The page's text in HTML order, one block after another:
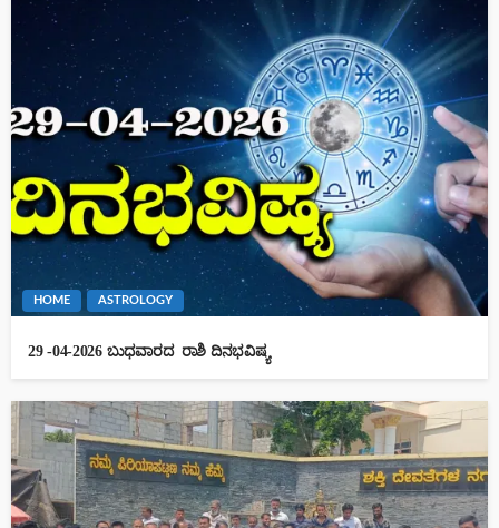
HOME ASTROLOGY
29 -04-2026 ಬುಧವಾರದ ರಾಶಿ ದಿನಭವಿಷ್ಯ